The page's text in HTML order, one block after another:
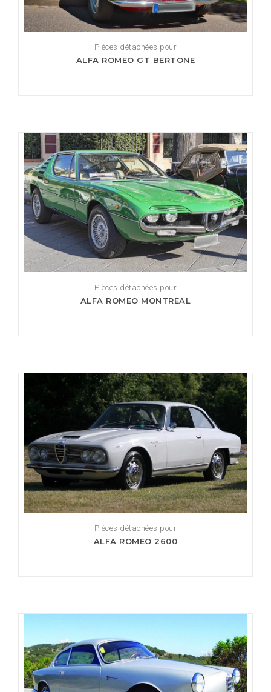
Pièces détachées pour
ALFA ROMEO GT BERTONE
Pièces détachées pour
ALFA ROMEO MONTREAL
Pièces détachées pour
ALFA ROMEO 2600